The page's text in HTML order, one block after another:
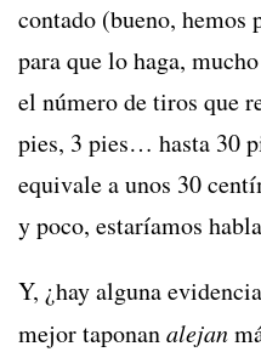
contado (bueno, hemos
para que lo haga,
el número de tiros que
pies, 3 pies… hasta 30
equivale a unos 30
y poco, estaríamos
Y, ¿hay alguna
mejor taponanalejan